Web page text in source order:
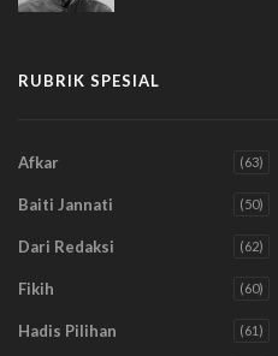
RUBRIK SPESIAL
Afkar (63)
Baiti Jannati (50)
Dari Redaksi (62)
Fikih (60)
Hadis Pilihan (61)